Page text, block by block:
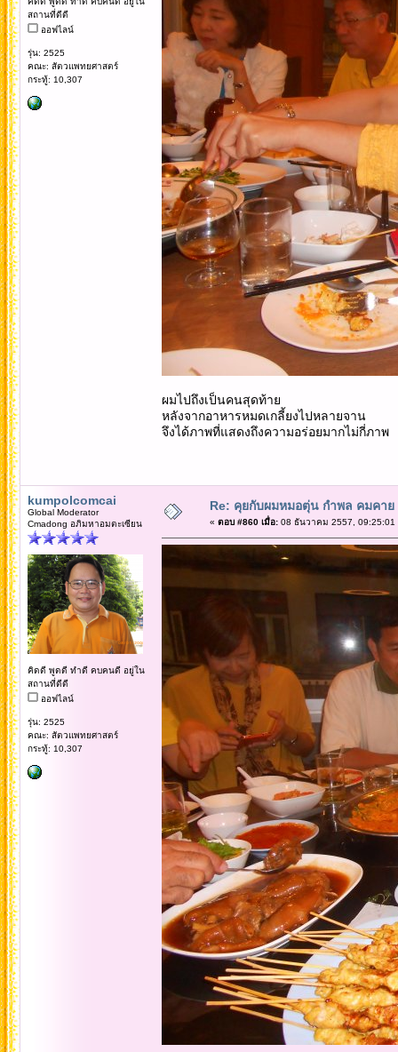
สถานที่ดีดี
ออฟไลน์
รุ่น: 2525
คณะ: สัตวแพทยศาสตร์
กระทู้: 10,307
ผมไปถึงเป็นคนสุดท้าย
หลังจากอาหารหมดเกลี้ยงไปหลายจาน
จึงได้ภาพที่แสดงถึงความอร่อยมากไม่กี่ภาพ
kumpolcomcai
Global Moderator
Cmadong อภิมหาอมตะเซียน
คิดดี พูดดี ทำดี คบคนดี อยู่ใน
สถานที่ดีดี
ออฟไลน์
รุ่น: 2525
คณะ: สัตวแพทยศาสตร์
กระทู้: 10,307
Re: คุยกับผมหมอตุ่น กำพล คมคาย
« ตอบ #860 เมื่อ:08 ธันวาคม 2557, 09:25:01